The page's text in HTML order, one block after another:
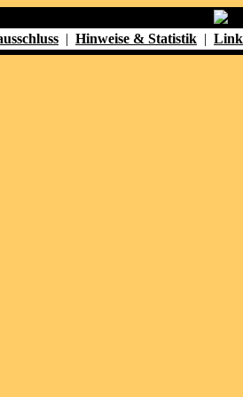
| Hinweise & Statistik |